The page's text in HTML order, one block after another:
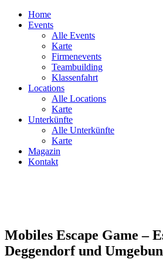
Home
Events
Alle Events
Karte
Firmenevents
Teambuilding
Klassenfahrt
Locations
Alle Locations
Karte
Unterkünfte
Alle Unterkünfte
Karte
Magazin
Kontakt
Mobiles Escape Game –
Deggendorf und